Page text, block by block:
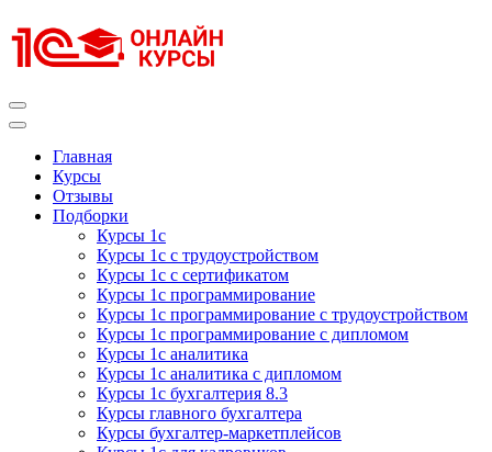
к
содержимому
Главная
Курсы
Отзывы
Подборки
Курсы 1с
Курсы 1с с трудоустройством
Курсы 1с с сертификатом
Курсы 1с программирование
Курсы 1с программирование с трудоустройством
Курсы 1с программирование с дипломом
Курсы 1с аналитика
Курсы 1с аналитика с дипломом
Курсы 1с бухгалтерия 8.3
Курсы главного бухгалтера
Курсы бухгалтер-маркетплейсов